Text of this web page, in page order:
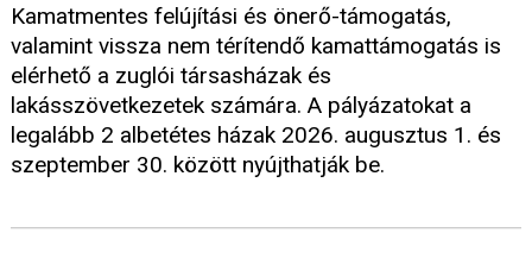
Kamatmentes felújítási és önerő-támogatás,
valamint vissza nem térítendő kamattámogatás is
elérhető a zuglói társasházak és
lakásszövetkezetek számára. A pályázatokat a
legalább 2 albetétes házak 2026. augusztus 1. és
szeptember 30. között nyújthatják be.